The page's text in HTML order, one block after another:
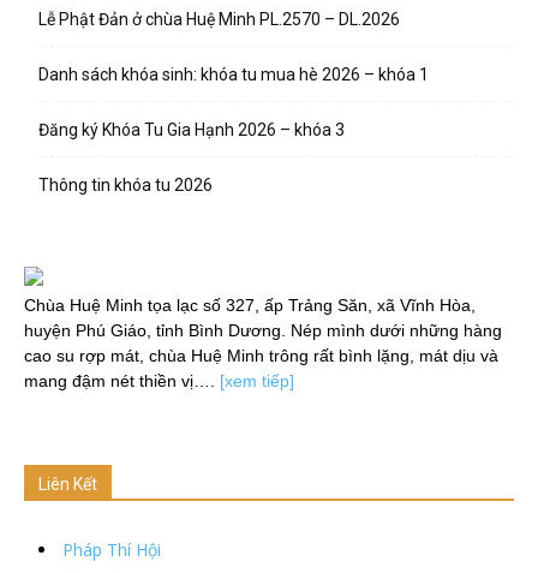
Lễ Phật Đản ở chùa Huệ Minh PL.2570 – DL.2026
Danh sách khóa sinh: khóa tu mua hè 2026 – khóa 1
Đăng ký Khóa Tu Gia Hạnh 2026 – khóa 3
Thông tin khóa tu 2026
Chùa Huệ Minh tọa lạc số 327, ấp Trảng Săn, xã Vĩnh Hòa,
huyện Phú Giáo, tỉnh Bình Dương. Nép mình dưới những hàng
cao su rợp mát, chùa Huệ Minh trông rất bình lặng, mát dịu và
mang đậm nét thiền vị…. [xem tiếp]
Liên Kết
Pháp Thí Hội